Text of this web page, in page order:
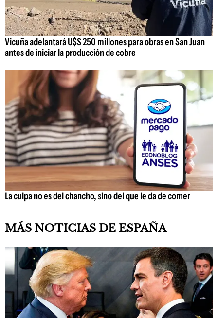
Vicuña adelantará U$S 250 millones para obras en San Juan
antes de iniciar la producción de cobre
La culpa no es del chancho, sino del que le da de comer
MÁS NOTICIAS DE ESPAÑA